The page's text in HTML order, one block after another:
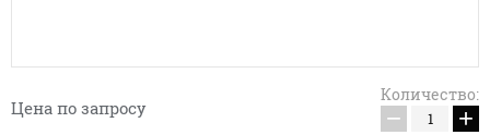
Цена по запросу
Количество:
− +